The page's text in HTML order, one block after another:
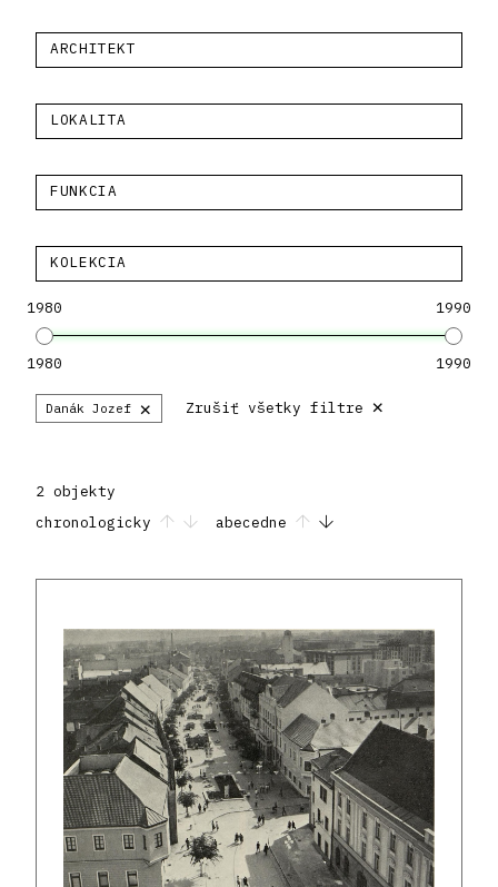
ARCHITEKT
LOKALITA
FUNKCIA
KOLEKCIA
1980 1990
1980 1990
Danák Jozef × Zrušiť všetky filtre ×
2 objekty
chronologicky
abecedne